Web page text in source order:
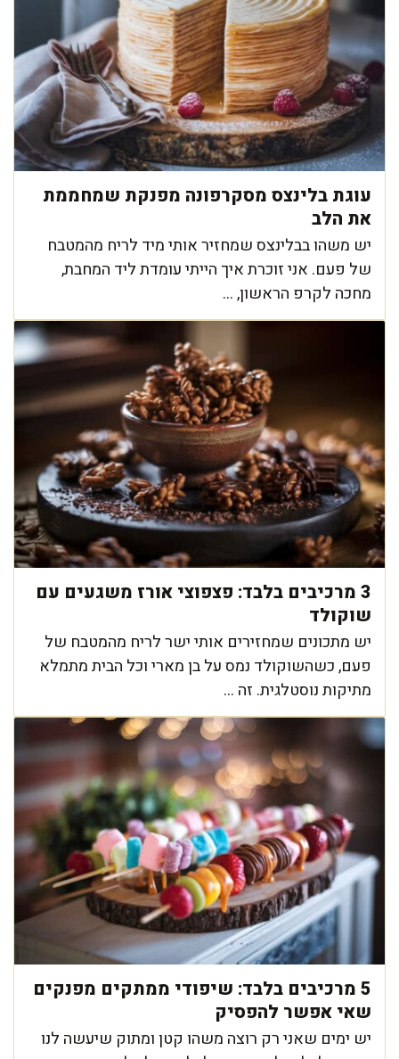
עוגת בלינצס מסקרפונה מפנקת שמחממת
את הלב
יש משהו בבלינצס שמחזיר אותי מיד לריח מהמטבח
של פעם. אני זוכרת איך הייתי עומדת ליד המחבת,
מחכה לקרפ הראשון, ...
3 מרכיבים בלבד: פצפוצי אורז משגעים עם
שוקולד
יש מתכונים שמחזירים אותי ישר לריח מהמטבח של
פעם, כשהשוקולד נמס על בן מארי וכל הבית מתמלא
מתיקות נוסטלגית. זה ...
5 מרכיבים בלבד: שיפודי ממתקים מפנקים
שאי אפשר להפסיק
יש ימים שאני רק רוצה משהו קטן ומתוק שיעשה לנו